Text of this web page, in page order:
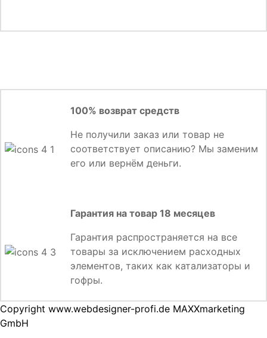
100% возврат средств
Не получили заказ или товар не
соответствует описанию? Мы заменим
его или вернём деньги.
Гарантия на товар 18 месяцев
Гарантия распространяется на все
товары за исключением расходных
элементов, таких как катализаторы и
гофры.
Copyright www.webdesigner-profi.de MAXXmarketing
GmbH